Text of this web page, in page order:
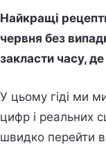
Найкращі
червня без
закласти часу,
У цьому гіді ми
цифр і реальних
швидко перейти